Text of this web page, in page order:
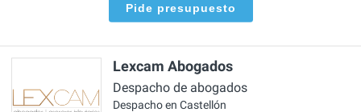
Pide presupuesto
Lexcam Abogados
Despacho de abogados
Despacho en Castellón